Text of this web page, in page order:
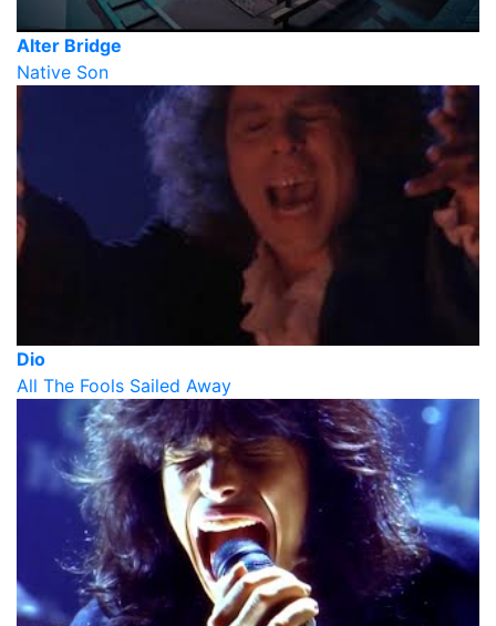
Alter Bridge
Native Son
Dio
All The Fools Sailed Away